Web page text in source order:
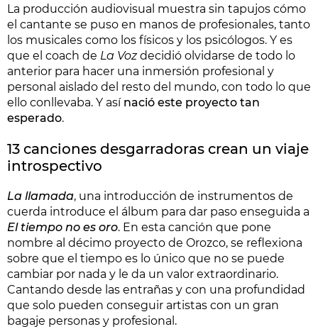
La producción audiovisual muestra sin tapujos cómo
el cantante se puso en manos de profesionales, tanto
los musicales como los físicos y los psicólogos. Y es
que el coach de La Vozdecidió olvidarse de todo lo
anterior para hacer una inmersión profesional y
personal aislado del resto del mundo, con todo lo que
ello conllevaba. Y así nació este proyecto tan
esperado.
13 canciones desgarradoras crean un viaje
introspectivo
La llamada, una introducción de instrumentos de
cuerda introduce el álbum para dar paso enseguida a
El tiempo no es oro. En esta canción que pone
nombre al décimo proyecto de Orozco, se reflexiona
sobre que el tiempo es lo único que no se puede
cambiar por nada y le da un valor extraordinario.
Cantando desde las entrañas y con una profundidad
que solo pueden conseguir artistas con un gran
bagaje personas y profesional.